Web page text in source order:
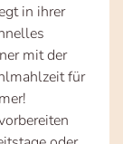
in ihrer
mit der
für